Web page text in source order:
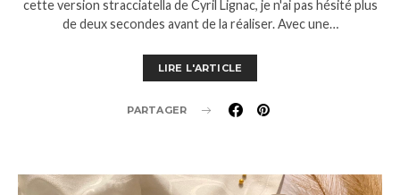
cette version stracciatella de Cyril Lignac, je n'ai pas hésité plus
de deux secondes avant de la réaliser. Avec une…
LIRE L'ARTICLE
PARTAGER